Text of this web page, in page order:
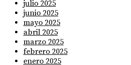
julio 2025
junio 2025
mayo 2025
abril 2025
marzo 2025
febrero 2025
enero 2025